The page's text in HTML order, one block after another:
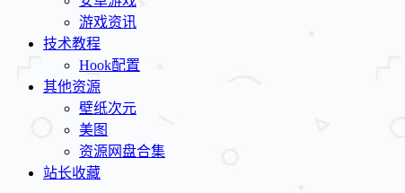
游戏资讯
技术教程
Hook配置
其他资源
壁纸次元
美图
资源网盘合集
站长收藏